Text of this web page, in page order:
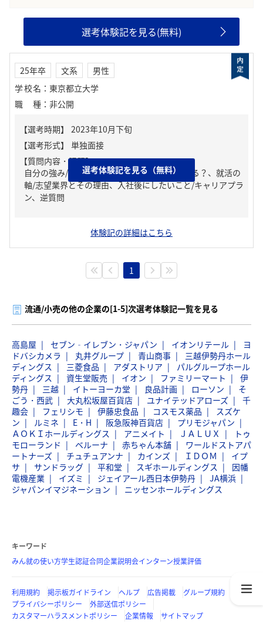
選考体験記を見る(無料)
25年卒 文系
男性
学校名 ： 東京都立大学
職種 ： 非公開
【質問内容・課題】
自分の強み/弱み、周りからどんな人といわれる？、就活の
軸/志望業界とその理由、入社後にしたいこと/キャリアプラ
ン、逆質問
選考体験記を見る（無料）
体験記の詳細はこちら
1
流通/小売の他の企業の[1-5]次選考体験記一覧を見る
高島屋 セブン‐イレブン・ジャパン イオンリテール
ヨ
ドバシカメラ
丸井グループ 青山商事
三越伊勢丹ホール
ディングス
三菱食品 アダストリア
パルグループホール
ディングス
資生堂販売 イオン ファミリーマート
伊
勢丹
三越 イトーヨーカ堂 良品計画 ローソン
そ
ごう・西武
大丸松坂屋百貨店 ユナイテッドアローズ
千
趣会
フェリシモ 伊藤忠食品 コスモス薬品
スズケ
ン
ルミネ E・H 阪急阪神百貨店
プリモジャパン
ＡＯＫＩホールディングス
アニメイト ＪＡＬＵＸ
トゥ
モローランド
ベルーナ 赤ちゃん本舗
ワールドストアパ
ートナーズ
チュチュアンナ カインズ ＩＤＯＭ
イプ
サ
サンドラッグ 平和堂 スギホールディングス
因幡
電機産業
イズミ ジェイアール西日本伊勢丹
JA横浜
ジャパンイマジネーション
ニッセンホールディングス
キーワード
みん就の使い方学生認証合同企業説明会インターン授業評価
利用規約 掲示板ガイドライン ヘルプ 広告掲載
グループ規約
プライバシーポリシー
外部送信ポリシー
カスタマーハラスメントポリシー
企業情報 サイトマップ